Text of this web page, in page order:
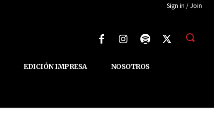
Sign in / Join
EDICIÓN IMPRESA NOSOTROS